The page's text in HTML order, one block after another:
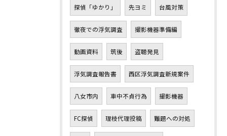
探偵「ゆかり」 先ヨミ 台風対策
徹夜での浮気調査 撮影機器準備編
動画資料 筑後 盗聴発見
浮気調査報告書 西区浮気調査新規案件
八女市内 車中不貞行為 撮影機器
FC探偵 理枝代理投稿 難題への対処